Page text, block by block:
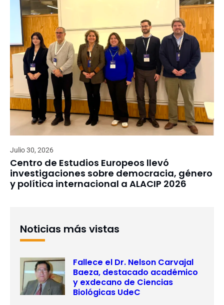
Julio 30, 2026
Centro de Estudios Europeos llevó
investigaciones sobre democracia, género
y política internacional a ALACIP 2026
Noticias más vistas
Fallece el Dr. Nelson Carvajal
Baeza, destacado académico
y exdecano de Ciencias
Biológicas UdeC